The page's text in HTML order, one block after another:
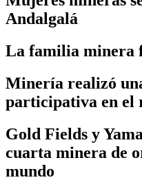
Andalgalá
La familia minera
Minería realizó
participativa en el
Gold Fields y
cuarta minera de
mundo